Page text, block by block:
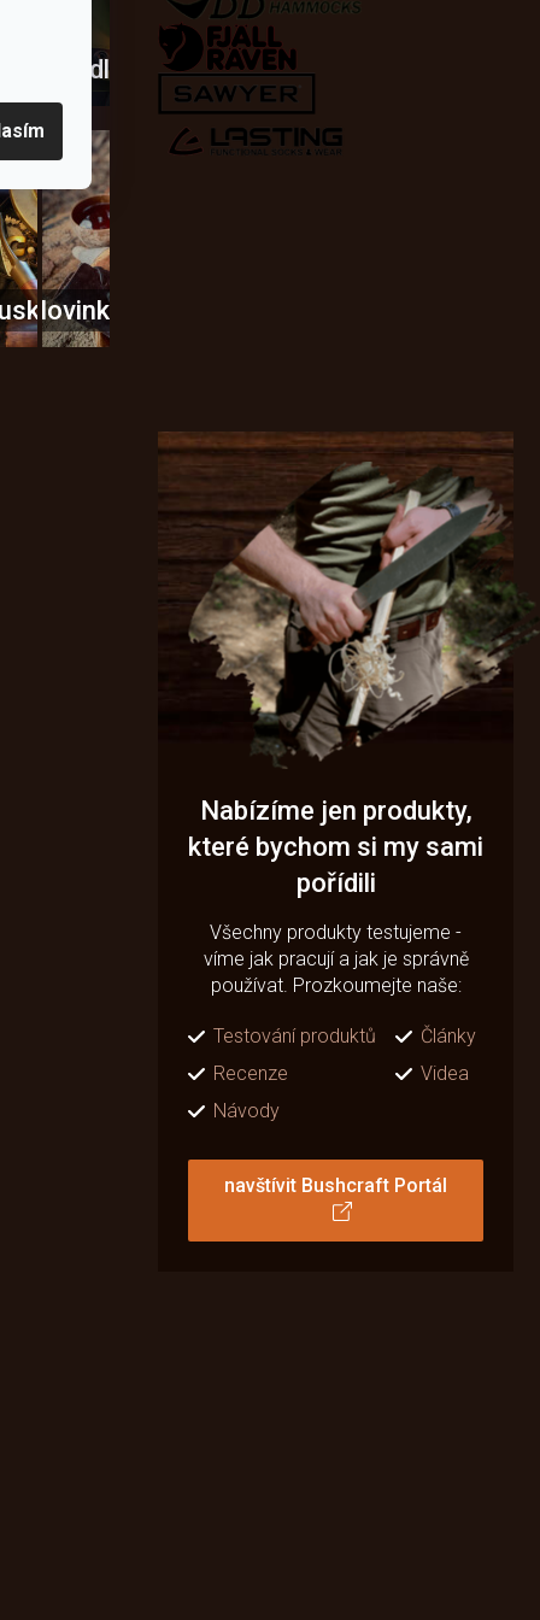
škrtadla
Novinky
Nabízíme jen produkty,
které bychom si my sami
pořídili
Všechny produkty testujeme -
víme jak pracují a jak je správně
používat. Prozkoumejte naše:
Testování produktů
Články
Recenze
Videa
Návody
navštívit Bushcraft Portál